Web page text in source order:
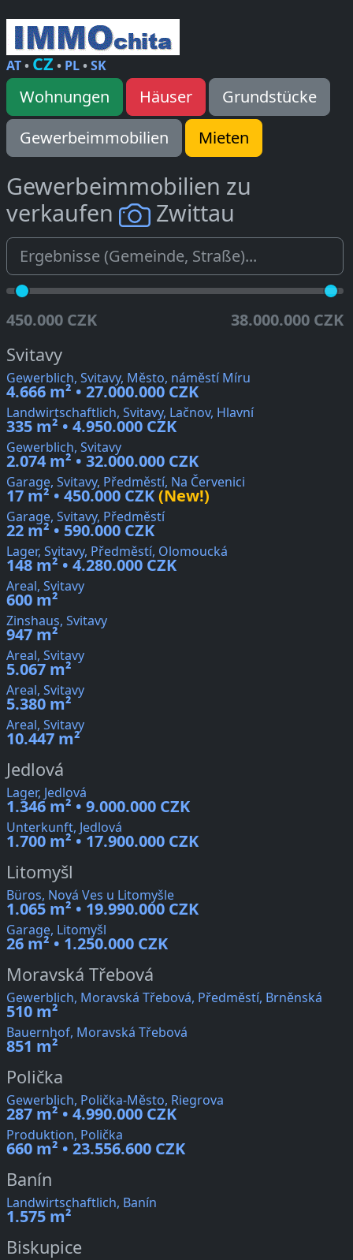
AT• CZ • PL•SK
Wohnungen Häuser
Grundstücke
Gewerbeimmobilien
Mieten
Gewerbeimmobilien zu
verkaufen
Zwittau
450.000 CZK 38.000.000 CZK
Svitavy
Gewerblich, Svitavy, Město, náměstí Míru
4.666 m² • 27.000.000 CZK
Landwirtschaftlich, Svitavy, Lačnov, Hlavní
335 m² • 4.950.000 CZK
Gewerblich, Svitavy
2.074 m² • 32.000.000 CZK
Garage, Svitavy, Předměstí, Na Červenici
17 m² • 450.000 CZK(New!)
Garage, Svitavy, Předměstí
22 m² • 590.000 CZK
Lager, Svitavy, Předměstí, Olomoucká
148 m² • 4.280.000 CZK
Areal, Svitavy
600 m²
Zinshaus, Svitavy
947 m²
Areal, Svitavy
5.067 m²
Areal, Svitavy
5.380 m²
Areal, Svitavy
10.447 m²
Jedlová
Lager, Jedlová
1.346 m² • 9.000.000 CZK
Unterkunft, Jedlová
1.700 m² • 17.900.000 CZK
Litomyšl
Büros, Nová Ves u Litomyšle
1.065 m² • 19.990.000 CZK
Garage, Litomyšl
26 m² • 1.250.000 CZK
Moravská Třebová
Gewerblich, Moravská Třebová, Předměstí, Brněnská
510 m²
Bauernhof, Moravská Třebová
851 m²
Polička
Gewerblich, Polička-Město, Riegrova
287 m² • 4.990.000 CZK
Produktion, Polička
660 m² • 23.556.600 CZK
Banín
Landwirtschaftlich, Banín
1.575 m²
Biskupice